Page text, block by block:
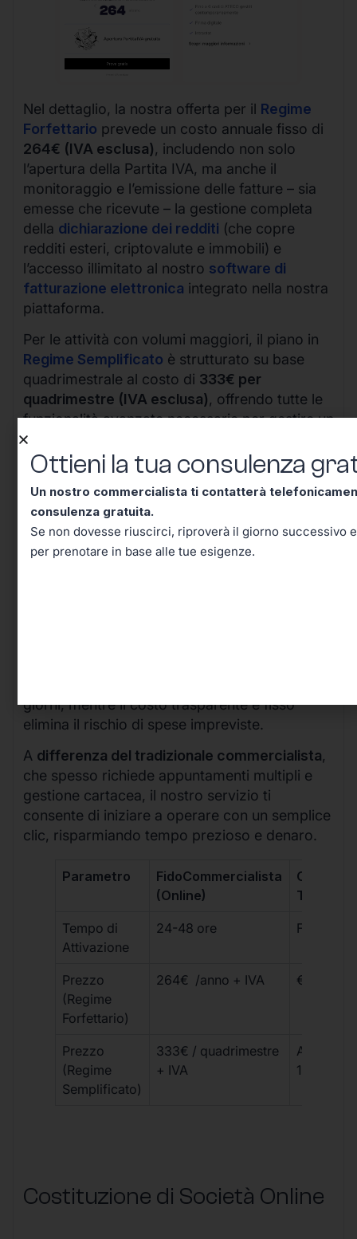
Nel dettaglio, la nostra offerta per il Regime
Forfettario prevede un costo annuale fisso di
264€ (IVA esclusa), includendo non solo
l’apertura della Partita IVA, ma anche il
monitoraggio e l’emissione delle fatture – sia
emesse che ricevute – la gestione completa
della dichiarazione dei redditi (che copre
redditi esteri, criptovalute e immobili) e
l’accesso illimitato al nostro software di
fatturazione elettronica integrato nella nostra
piattaforma.
Per le attività con volumi maggiori, il piano in
Regime Semplificato è strutturato su base
quadrimestrale al costo di 333€ per
quadrimestre (IVA esclusa), offrendo tutte le
funzionalità avanzate necessarie per gestire un
business in crescita.
giorni, mentre il costo trasparente e fisso
elimina il rischio di spese impreviste.
A differenza del tradizionale commercialista,
che spesso richiede appuntamenti multipli e
gestione cartacea, il nostro servizio ti
consente di iniziare a operare con un semplice
clic, risparmiando tempo prezioso e denaro.
Parametro
FidoCommercialista
(Online)
Tempo di
Attivazione
24-48 ore Fino a 30
Prezzo
(Regime
Forfettario)
264€ /anno + IVA €500 –
Prezzo
(Regime
Semplificato)
333€ / quadrimestre
+ IVA
A partire
1800 € +
Costituzione di Società Online
Ottieni la tua consulenza
Un nostro commercialista ti contatterà
consulenza gratuita.
Se non dovesse riuscirci, riproverà il giorno successivo
per prenotare in base alle tue esigenze.